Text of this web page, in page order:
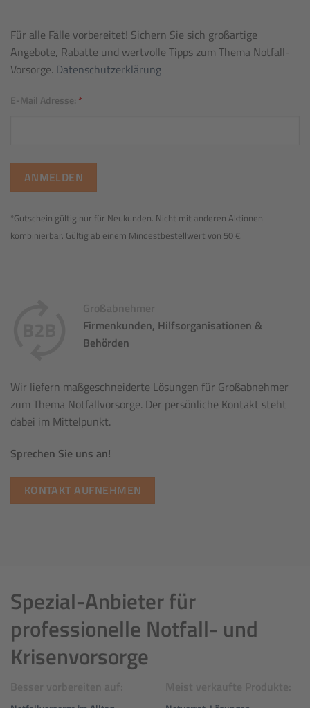
Für alle Fälle vorbereitet! Sichern Sie sich großartige
Angebote, Rabatte und wertvolle Tipps zum Thema Notfall-
Vorsorge. Datenschutzerklärung
E-Mail Adresse: *
*Gutschein gültig nur für Neukunden. Nicht mit anderen Aktionen
kombinierbar. Gültig ab einem Mindestbestellwert von 50 €.
Großabnehmer
Firmenkunden, Hilfsorganisationen &
Behörden
Wir liefern maßgeschneiderte Lösungen für Großabnehmer
zum Thema Notfallvorsorge. Der persönliche Kontakt steht
dabei im Mittelpunkt.
Sprechen Sie uns an!
KONTAKT AUFNEHMEN
Spezial-Anbieter für
professionelle Notfall- und
Krisenvorsorge